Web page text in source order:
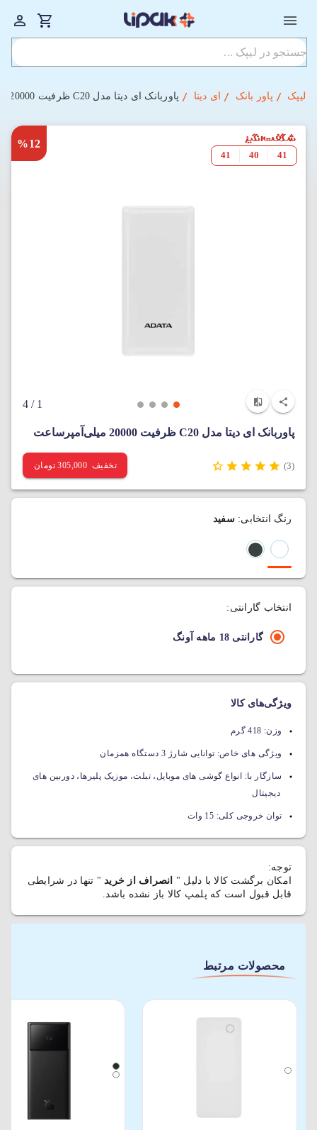
لیپک پاور بانک ای دیتا پاوربانک ای دیتا مدل C20 ظرفیت 20000 میلی‌آمپرساعت
41 40 40
%12
1
/ 4
پاوربانک ای دیتا مدل C20 ظرفیت 20000 میلی‌آمپرساعت
(3) تخفیف 305,000 تومان
رنگ انتخابی:سفید
انتخاب گارانتی:
گارانتی 18 ماهه آونگ
ویژگی‌های کالا
وزن: 418 گرم
ویژگی های خاص: توانایی شارژ 3 دستگاه همزمان
سازگار با:
انواع گوشی های موبایل، تبلت، موزیک پلیرها، دوربین های
دیجیتال
توان خروجی کلی: 15 وات
توجه:
امکان برگشت کالا با دلیل "
انصراف از خرید " تنها در شرایطی
قابل قبول است که پلمپ کالا باز نشده باشد.
محصولات مرتبط